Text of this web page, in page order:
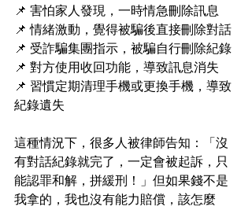
📌 害怕家人發現，一時情急刪除訊息
📌 情緒激動，覺得被騙後直接刪除對話
📌 受詐騙集團指示，被騙自行刪除紀錄
📌 對方使用收回功能，導致訊息消失
📌 習慣定期清理手機或更換手機，導致
紀錄遺失
這種情況下，很多人被律師告知：「沒
有對話紀錄就完了，一定會被起訴，只
能認罪和解，拼緩刑！」但如果錢不是
我拿的，我也沒有能力賠償，該怎麼